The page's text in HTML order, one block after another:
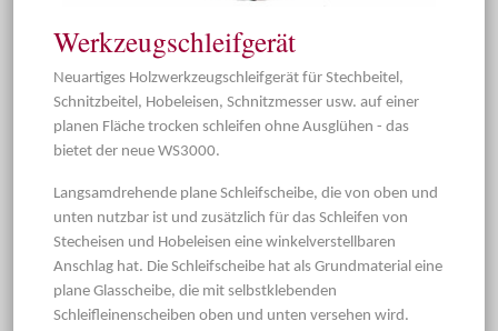
Werkzeugschleifgerät
Neuartiges Holzwerkzeugschleifgerät für Stechbeitel,
Schnitzbeitel, Hobeleisen, Schnitzmesser usw. auf einer
planen Fläche trocken schleifen ohne Ausglühen - das
bietet der neue WS3000.
Langsamdrehende plane Schleifscheibe, die von oben und
unten nutzbar ist und zusätzlich für das Schleifen von
Stecheisen und Hobeleisen eine winkelverstellbaren
Anschlag hat. Die Schleifscheibe hat als Grundmaterial eine
plane Glasscheibe, die mit selbstklebenden
Schleifleinenscheiben oben und unten versehen wird.